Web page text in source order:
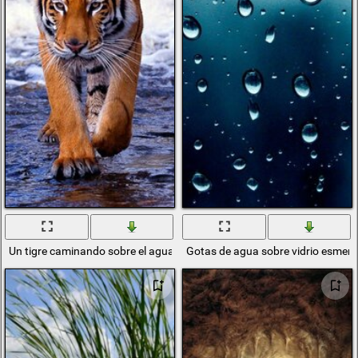
Un tigre caminando sobre el agua en una cascada
Gotas de agua sobre vidrio